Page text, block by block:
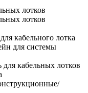
лотков
лотков
кабельного лотка
для системы
кабельных лотков